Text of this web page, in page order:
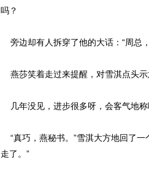
吗？
旁边却有人拆穿了他的大话：“周总
燕莎笑着走过来提醒，对雪淇点头示
几年没见，进步很多呀，会客气地称
“真巧，燕秘书。”雪淇大方地回了一
走了。”